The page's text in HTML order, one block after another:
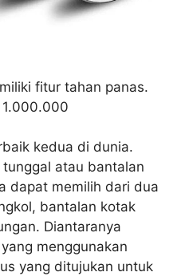
fitur tahan panas.
1.000.000
kedua di dunia.
tunggal atau bantalan
dapat memilih dari dua
bantalan kotak
Diantaranya
menggunakan
yang ditujukan untuk